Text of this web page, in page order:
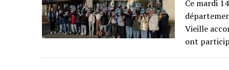
Ce mardi
Vieille
ont